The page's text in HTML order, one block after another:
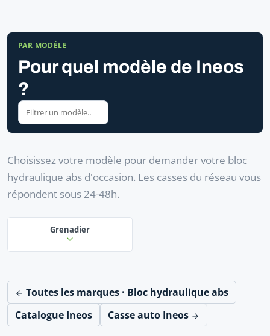
PAR MODÈLE
Pour quel modèle de Ineos
?
Choisissez votre modèle pour demander votre bloc
hydraulique abs d'occasion. Les casses du réseau vous
répondent sous 24-48h.
Grenadier
Toutes les marques · Bloc hydraulique abs
Catalogue Ineos
Casse auto Ineos